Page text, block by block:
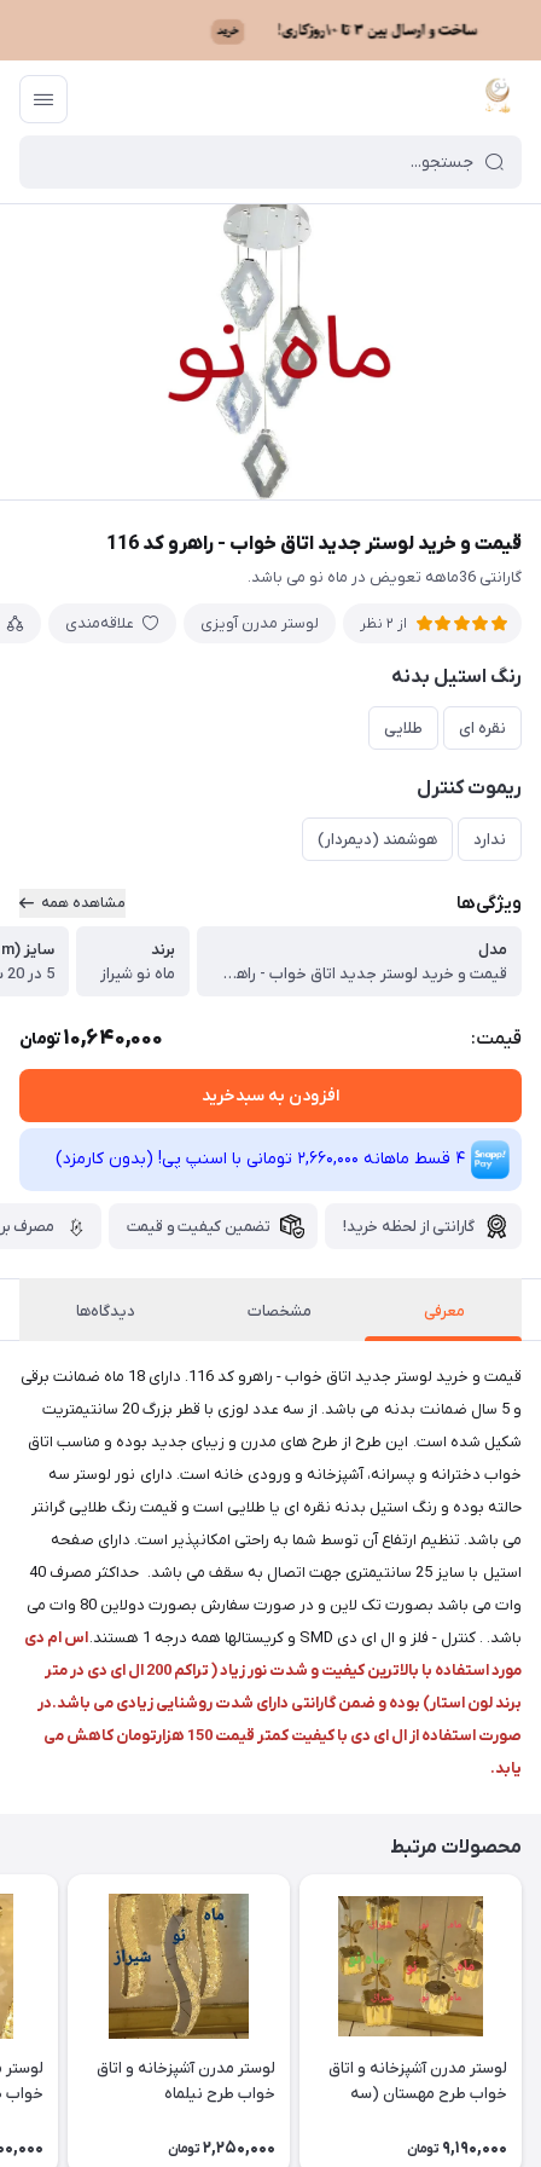
ماه نو / خرید لوستر بر اساس مدل
قیمت و خرید لوستر جدید اتاق خواب - راهرو کد 116
گارانتی 36ماهه تعویض در ماه نو می باشد.
از 2 نظر لوستر مدرن آویزی علاقه‌مندی
رنگ استیل بدنه
نقره ای طلایی
ریموت کنترل
ندارد هوشمند (دیمردار)
ویژگی‌ها مشاهده همه
مدل
قیمت و خرید لوستر جدید اتاق خواب - راهرو کد 116
برند
ماه نو شیراز
سایز (cm)
5 در 20 سانتیمتری
قیمت: 10,640,000تومان
افزودن به سبدخرید
4 قسط ماهانه 2,660,000 تومانی با اسنپ ‌پی! (بدون کارمزد)
گارانتی از لحظه خرید! تضمین کیفیت و قیمت مصرف
معرفی مشخصات دیدگاه‌ها
قیمت و خرید لوستر جدید اتاق خواب - راهرو کد 116. دارای 18 ماه ضمانت برقی
و 5 سال ضمانت بدنه می باشد. از سه عدد لوزی با قطر بزرگ 20 سانتیمتریت
شکیل شده است. این طرح از طرح های مدرن و زیبای جدید بوده و مناسب اتاق
خواب دخترانه و پسرانه، آشپزخانه و ورودی خانه است. دارای نور لوستر سه
حالته بوده و رنگ استیل بدنه نقره ای یا طلایی است و قیمت رنگ طلایی گرانتر
می باشد. تنظیم ارتفاع آن توسط شما به راحتی امکانپذیر است. دارای صفحه
استیل با سایز 25 سانتیمتری جهت اتصال به سقف می باشد. حداکثر مصرف 40
وات می باشد بصورت تک لاین و در صورت سفارش بصورت دولاین 80 وات می
باشد. . کنترل - فلز و ال ای دی SMD و کریستالها همه درجه 1 هستند.
اس ام دی
مورد استفاده با بالاترین کیفیت و شدت نور زیاد ( تراکم 200 ال ای دی در متر
برند لون استار) بوده و ضمن گارانتی دارای شدت روشنایی زیادی می باشد.در
صورت استفاده از ال ای دی با کیفیت کمتر قیمت 150 هزارتومان کاهش می
یابد.
محصولات مرتبط
لوستر مدرن آشپزخانه و اتاق
خواب طرح مهستان (سه
9,190,000 تومان
لوستر مدرن آشپزخانه و اتاق
خواب طرح نیلماه
2,250,000 تومان
لوستر
خواب